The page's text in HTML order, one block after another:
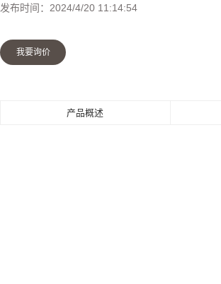
发布时间： 2024/4/20 11:14:54
我要询价
产品概述